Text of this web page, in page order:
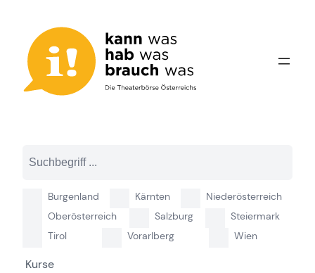
springen
Burgenland Kärnten
Niederösterreich
Oberösterreich
Salzburg
Steiermark
Tirol
Vorarlberg Wien
Kurse